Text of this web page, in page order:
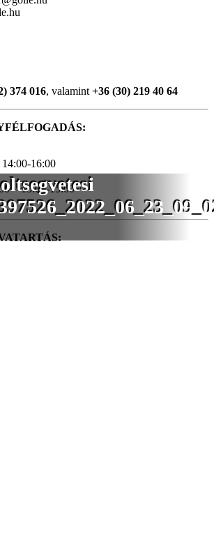
374 016, valamint +36 (30) 219 40 64
16:00
– 13:00-15:00